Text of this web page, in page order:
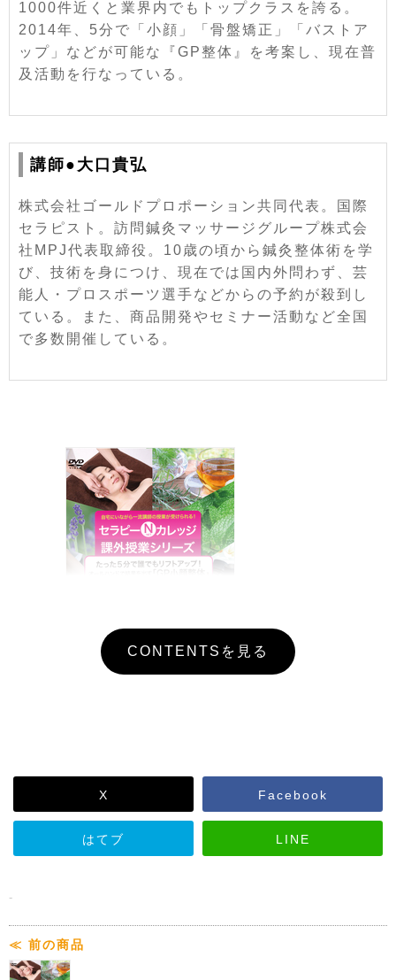
1000件近くと業界内でもトップクラスを誇る。
2014年、5分で「小顔」「骨盤矯正」「バストア
ップ」などが可能な『GP整体』を考案し、現在普
及活動を行なっている。
講師●大口貴弘
株式会社ゴールドプロポーション共同代表。国際
セラピスト。訪問鍼灸マッサージグループ株式会
社MPJ代表取締役。10歳の頃から鍼灸整体術を学
び、技術を身につけ、現在では国内外問わず、芸
能人・プロスポーツ選手などからの予約が殺到し
ている。また、商品開発やセミナー活動など全国
で多数開催している。
指導
金森慈治 、大口貴弘
収録時間
発売日
2016年9月 9日
ジャンル
リーズ
CONTENTSを見る
X Facebook
はてブ LINE
-
≪ 前の商品